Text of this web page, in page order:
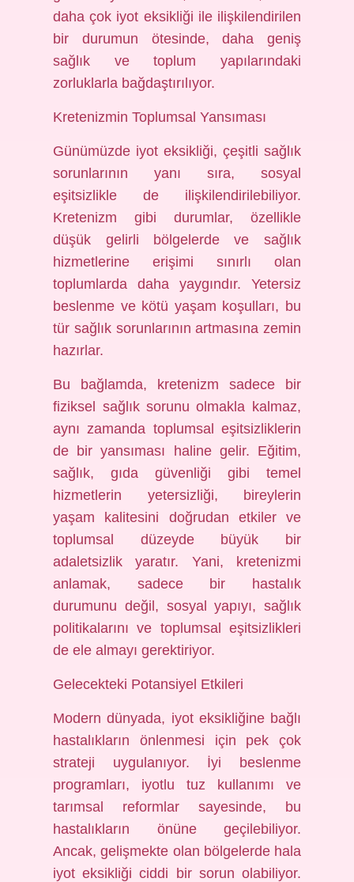
daha çok iyot eksikliği ile ilişkilendirilen
bir durumun ötesinde, daha geniş
sağlık ve toplum yapılarındaki
zorluklarla bağdaştırılıyor.
Kretenizmin Toplumsal Yansıması
Günümüzde iyot eksikliği, çeşitli sağlık
sorunlarının yanı sıra, sosyal
eşitsizlikle de ilişkilendirilebiliyor.
Kretenizm gibi durumlar, özellikle
düşük gelirli bölgelerde ve sağlık
hizmetlerine erişimi sınırlı olan
toplumlarda daha yaygındır. Yetersiz
beslenme ve kötü yaşam koşulları, bu
tür sağlık sorunlarının artmasına zemin
hazırlar.
Bu bağlamda, kretenizm sadece bir
fiziksel sağlık sorunu olmakla kalmaz,
aynı zamanda toplumsal eşitsizliklerin
de bir yansıması haline gelir. Eğitim,
sağlık, gıda güvenliği gibi temel
hizmetlerin yetersizliği, bireylerin
yaşam kalitesini doğrudan etkiler ve
toplumsal düzeyde büyük bir
adaletsizlik yaratır. Yani, kretenizmi
anlamak, sadece bir hastalık
durumunu değil, sosyal yapıyı, sağlık
politikalarını ve toplumsal eşitsizlikleri
de ele almayı gerektiriyor.
Gelecekteki Potansiyel Etkileri
Modern dünyada, iyot eksikliğine bağlı
hastalıkların önlenmesi için pek çok
strateji uygulanıyor. İyi beslenme
programları, iyotlu tuz kullanımı ve
tarımsal reformlar sayesinde, bu
hastalıkların önüne geçilebiliyor.
Ancak, gelişmekte olan bölgelerde hala
iyot eksikliği ciddi bir sorun olabiliyor.